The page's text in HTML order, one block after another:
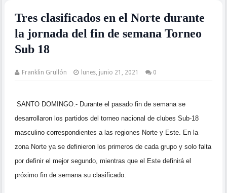
Tres clasificados en el Norte durante
la jornada del fin de semana Torneo
Sub 18
Franklin Grullón lunes, junio 21, 2021 0
SANTO DOMINGO.- Durante el pasado fin de semana se
desarrollaron los partidos del torneo nacional de clubes Sub-18
masculino correspondientes a las regiones Norte y Este. En la
zona Norte ya se definieron los primeros de cada grupo y solo falta
por definir el mejor segundo, mientras que el Este definirá el
próximo fin de semana su clasificado.